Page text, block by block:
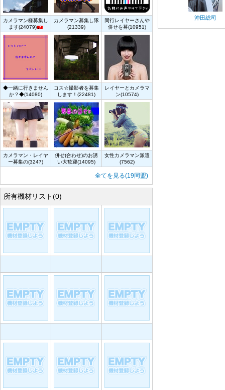
カメラマン様募集し
ます(24079)
カメラマン募集し隊
(21339)
同行レイヤーさんや
併せを募(10951)
◆一緒に行きません
か？◆(14080)
コス☆撮影者を募集
します！(22481)
レイヤーとカメラマ
ン(10574)
カメラマン・レイヤ
ー募集の(3247)
併せ(合わせ)のお誘
い大歓迎(14095)
女性カメラマン派遣
(7562)
全てを見る(19同盟)
所有機材リスト(0)
沖田総司